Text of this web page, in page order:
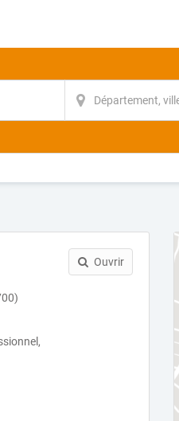
Ouvrir